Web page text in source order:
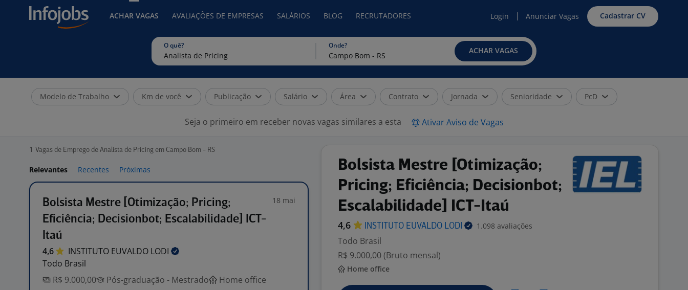
ACHAR VAGAS AVALIAÇÕES DE EMPRESAS SALÁRIOS BLOG RECRUTADORES Login Anunciar Vagas Cadastrar CV
O quê? Onde?
ACHAR VAGAS
Modelo de Trabalho Km de você Publicação Salário Área Contrato Jornada Senioridade PcD
Seja o primeiro em receber novas vagas similares a esta Ativar Aviso de Vagas
1 Vagas de Emprego de Analista de Pricing em Campo Bom - RS
Relevantes Recentes Próximas
Bolsista Mestre [Otimização; Pricing;
Eficiência; Decisionbot; Escalabilidade] ICT-
Itaú
18 mai
4,6 INSTITUTO EUVALDO LODI
Todo Brasil
R$ 9.000,00
Pós-graduação - Mestrado
Home office
Bolsista Mestre [Otimização;
Pricing; Eficiência; Decisionbot;
Escalabilidade] ICT-Itaú
4,6 INSTITUTO EUVALDO LODI 1.098 avaliações
Todo Brasil
R$ 9.000,00 (Bruto mensal)
Home office